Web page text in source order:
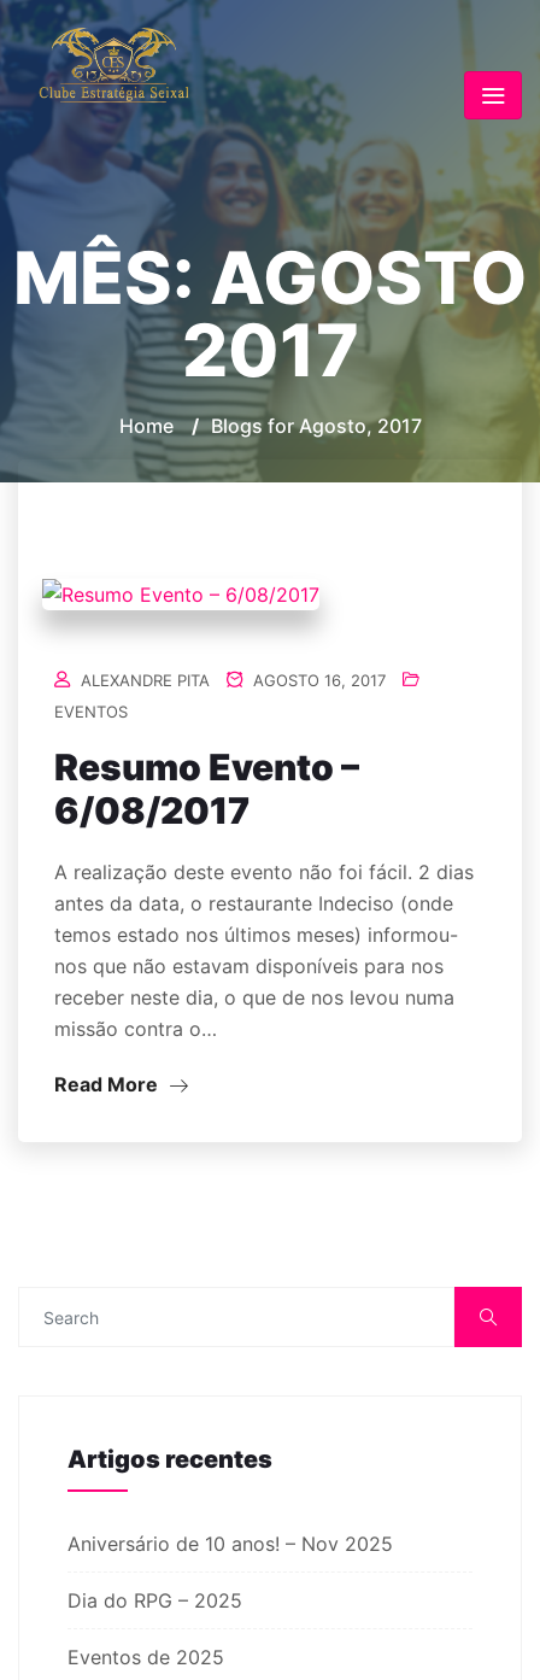
MÊS: AGOSTO
2017
Home / Blogs for Agosto, 2017
ALEXANDRE PITA
AGOSTO 16, 2017
EVENTOS
Resumo Evento –
6/08/2017
A realização deste evento não foi fácil. 2 dias
antes da data, o restaurante Indeciso (onde
temos estado nos últimos meses) informou-
nos que não estavam disponíveis para nos
receber neste dia, o que de nos levou numa
missão contra o…
Read More
Artigos recentes
Aniversário de 10 anos! – Nov 2025
Dia do RPG – 2025
Eventos de 2025